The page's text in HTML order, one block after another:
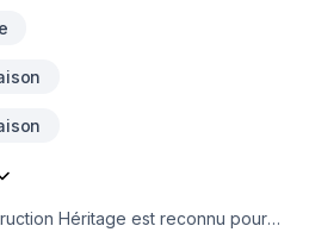
Héritage est reconnu pour